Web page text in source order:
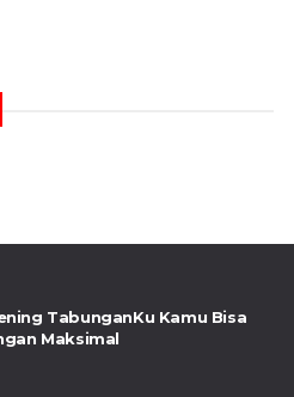
TabunganKu Kamu Bisa
Maksimal